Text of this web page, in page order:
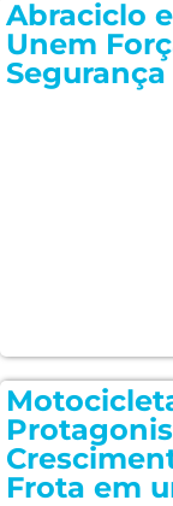
Abraciclo
Unem
Frota em